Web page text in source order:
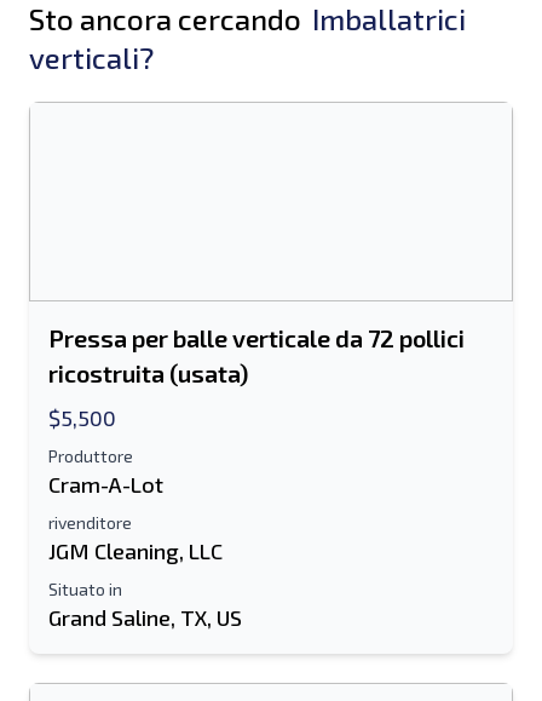
Sto ancora cercando Imballatrici
verticali?
Pressa per balle verticale da 72 pollici
ricostruita (usata)
$5,500
Produttore
Cram-A-Lot
rivenditore
JGM Cleaning, LLC
Situato in
Grand Saline, TX, US